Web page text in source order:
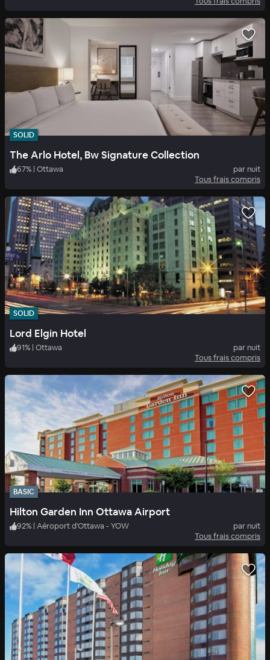
SOLID
The Arlo Hotel, Bw Signature Collection
67% | Ottawa
par nuit
Tous frais compris
SOLID
Lord Elgin Hotel
91% | Ottawa
par nuit
Tous frais compris
BASIC
Hilton Garden Inn Ottawa Airport
92% | Aéroport d'Ottawa - YOW
par nuit
Tous frais compris